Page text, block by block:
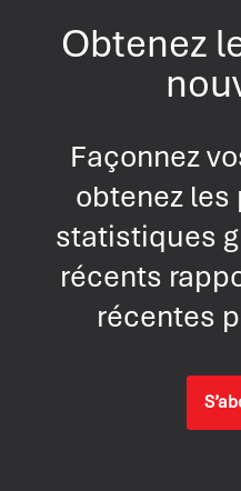
Obtenez
Façonnez
obtenez
statistiques
récents
récentes